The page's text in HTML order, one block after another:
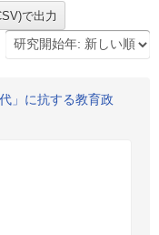
」に抗する教育政